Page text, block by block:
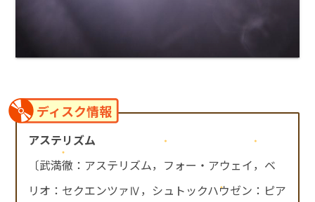
ディスク情報
アステリズム
〔武満徹：アステリズム，フォー・アウェイ，ベ
リオ：セクエンツァⅣ，シュトックハウゼン：ピア